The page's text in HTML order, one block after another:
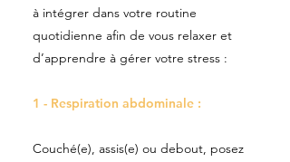
à intégrer dans votre routine
quotidienne afin de vous relaxer et
d’apprendre à gérer votre stress :
1 - Respiration abdominale :
Couché(e), assis(e) ou debout, posez